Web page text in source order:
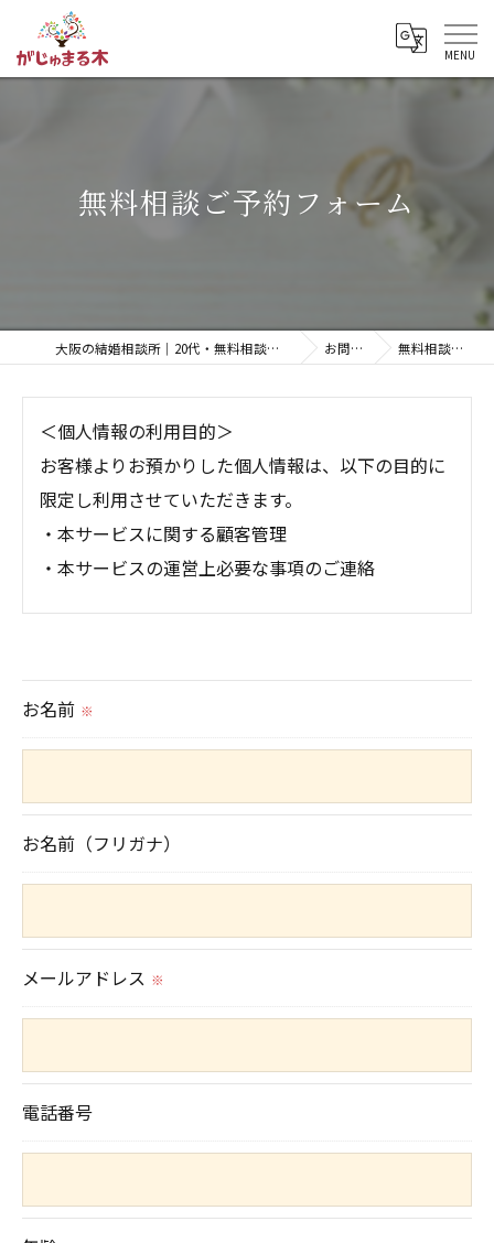
無料相談ご予約フォーム
大阪の結婚相談所｜20代・無料相談・明瞭な料金「がじゅまる木」【枚方市】 お問い合わせ 無料相談ご予約フォーム
＜個人情報の利用目的＞
お客様よりお預かりした個人情報は、以下の目的に
限定し利用させていただきます。
・本サービスに関する顧客管理
・本サービスの運営上必要な事項のご連絡
られた場合を除き、
＜個人情報の委託について＞
これらの委託先に対しては個人情報保護契約等の措
置をとり、適切な監督を行います。
当社では、個人情報の漏洩等がなされないよう、適
切に安全管理対策を実施します。
必要な情報を頂けない場合は、それに対応した当社
お名前 ※
お名前（フリガナ）
メールアドレス ※
電話番号